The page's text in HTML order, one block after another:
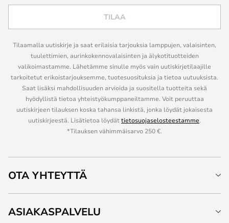
TILAA
Tilaamalla uutiskirje ja saat erilaisia tarjouksia lamppujen, valaisinten,
tuulettimien, aurinkokennovalaisinten ja älykotituotteiden
valikoimastamme. Lähetämme sinulle myös vain uutiskirjetilaajille
tarkoitetut erikoistarjouksemme, tuotesuosituksia ja tietoa uutuuksista.
Saat lisäksi mahdollisuuden arvioida ja suositella tuotteita sekä
hyödyllistä tietoa yhteistyökumppaneiltamme. Voit peruuttaa
uutiskirjeen tilauksen koska tahansa linkistä, jonka löydät jokaisesta
uutiskirjeestä. Lisätietoa löydättietosuojaselosteestamme.
*Tilauksen vähimmäisarvo 250 €.
OTA YHTEYTTÄ
ASIAKASPALVELU